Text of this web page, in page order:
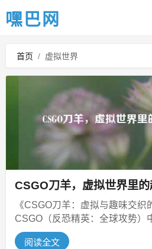
嘿巴网
首页 / 虚拟世界
CSGO刀羊，虚拟世界里
《CSGO刀羊：虚拟与趣味交织
CSGO（反恐精英：全球攻势）
CSGO这一虚拟游戏世界里，刀...
阅读全文